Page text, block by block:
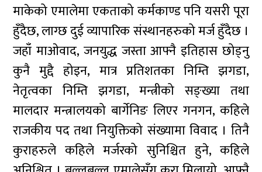
माकेको एमालेमा एकताको कर्मकाण्ड पनि यसरी पूरा
हुँदैछ, लाग्छ दुई व्यापारिक संस्थानहरुको मर्ज हुँदैछ ।
जहाँ माओवाद, जनयुद्ध जस्ता आफ्नै इतिहास छोड्नु
कुनै मुद्दै होइन, मात्र प्रतिशतका निम्ति झगडा,
नेतृत्वका निम्ति झगडा, मन्त्रीको सङ्ख्या तथा
मालदार मन्त्रालयको बार्गेनिङ लिएर गनगन, कहिले
राजकीय पद तथा नियुक्तिको संख्यामा विवाद । तिनै
कुराहरुले कहिले मर्जरको सुनिश्चित हुने, कहिले